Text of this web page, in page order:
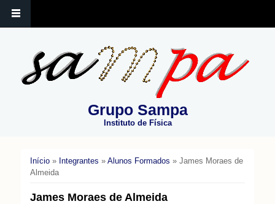
Grupo Sampa
Instituto de Física
Você está aqui
Início» Integrantes » Alunos Formados » James Moraes de
Almeida
James Moraes de Almeida